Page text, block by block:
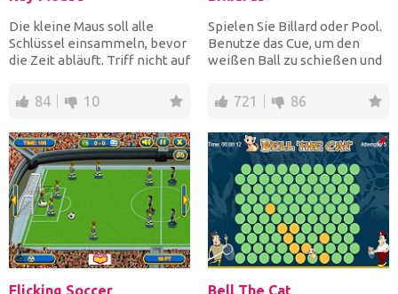
Die kleine Maus soll alle
Schlüssel einsammeln, bevor
die Zeit abläuft. Triff nicht auf
84 10
Spielen Sie Billard oder Pool.
Benutze das Cue, um den
weißen Ball zu schießen und
721 86
Flicking Soccer Bell The Cat